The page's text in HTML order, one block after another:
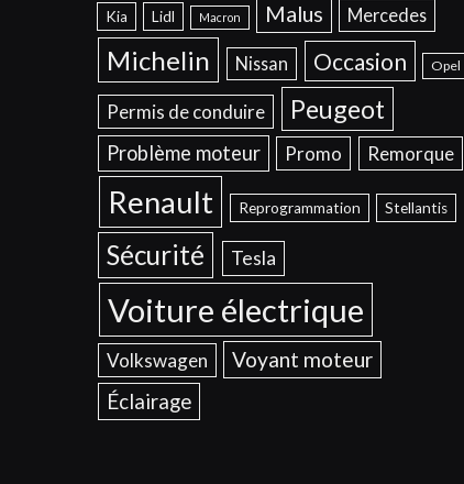
Kia Lidl Macron Malus Mercedes
Michelin Nissan Occasion Opel
Permis de conduire Peugeot
Problème moteur Promo Remorque
Renault Reprogrammation Stellantis
Sécurité Tesla
Voiture électrique
Volkswagen
Voyant moteur
Éclairage